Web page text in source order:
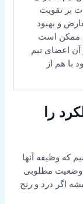
بر تقویت
و بهبود
ممکن است
اعضای تیم
با هم از
را
که وظیفه آنها
وضعیت مطلوبی
اگر درد و رنج